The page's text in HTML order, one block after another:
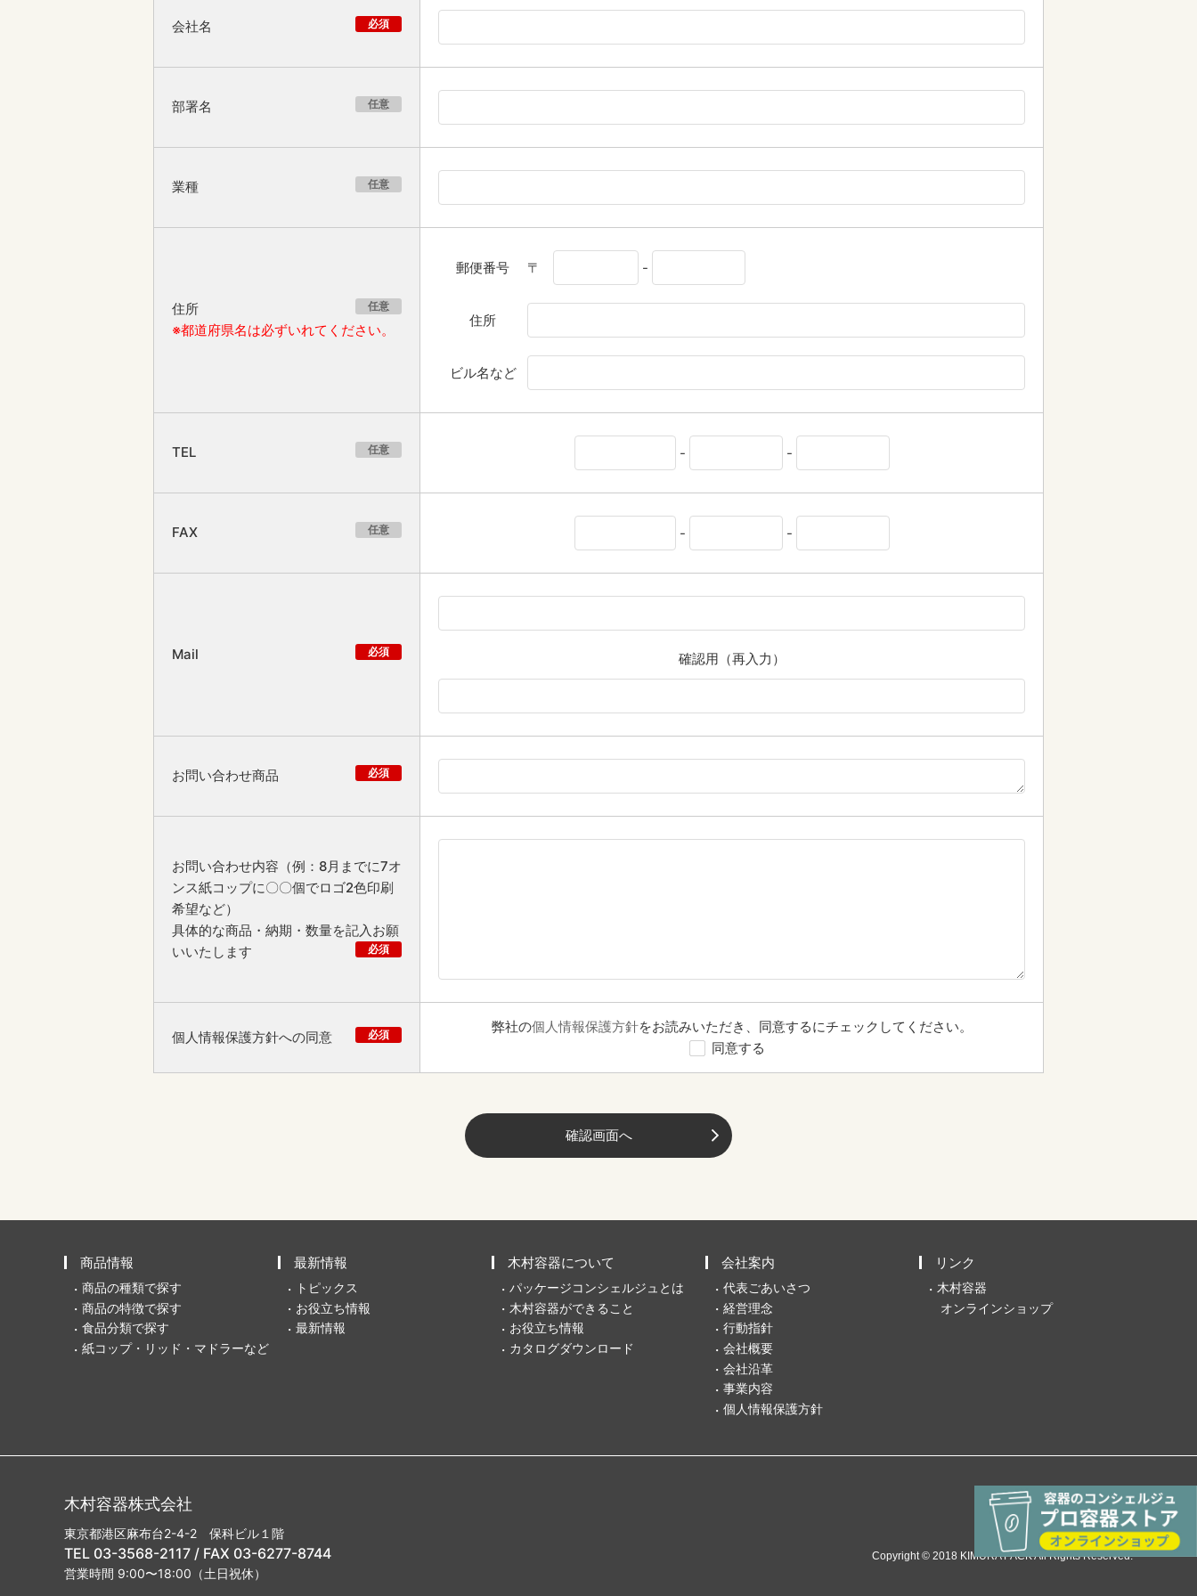
会社名 必須
部署名 任意
業種 任意
住所 任意
※都道府県名は必ずいれてください。
郵便番号 〒 -
住所
ビル名など
TEL 任意 - -
FAX 任意 - -
Mail 必須 確認用（再入力）
お問い合わせ商品 必須
お問い合わせ内容（例：8月までに7オ
ンス紙コップに〇〇個でロゴ2色印刷
希望など）
具体的な商品・納期・数量を記入お願
いいたします
必須
個人情報保護方針への同意 必須 弊社の個人情報保護方針をお読みいただき、同意するにチェックしてください。
同意する
商品情報
商品の種類で探す
商品の特徴で探す
食品分類で探す
紙コップ・リッド・マドラーなど
最新情報
トピックス
お役立ち情報
最新情報
木村容器について
パッケージコンシェルジュとは
木村容器ができること
お役立ち情報
カタログダウンロード
会社案内
代表ごあいさつ
経営理念
行動指針
会社概要
会社沿革
事業内容
個人情報保護方針
リンク
木村容器
オンラインショップ
木村容器株式会社
東京都港区麻布台2-4-2 保科ビル１階
TEL 03-3568-2117 / FAX 03-6277-8744
営業時間 9:00〜18:00（土日祝休）
Copyright © 2018 KIMURA PACK All Rights Reserved.